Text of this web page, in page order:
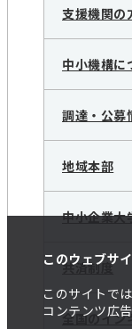
このウェブサ
このサイトで
コンテンツ広
支援機関の
中小機構に
調達・公募
地域本部
中小企業大
共済制度
全国のイン